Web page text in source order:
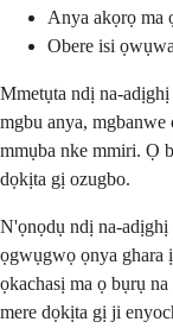
Anya akọrọ ma
Obere isi ọwụwa
Mmetụta ndị na-
mgbu anya, mgbanwe
mmụba nke mmiri. Ọ
dọkịta gị ozugbo.
N'ọnọdụ ndị na-adịghị
ọgwụgwọ ọnya ghara
ọkachasị ma ọ bụrụ
mere dọkịta gị ji